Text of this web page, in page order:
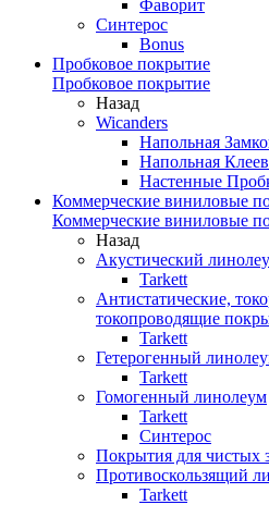
Фаворит
Синтерос
Bonus
Пробковое покрытие
Пробковое покрытие
Назад
Wicanders
Напольная
Напольная
Настенные
Коммерческие виниловые
Коммерческие виниловые
Назад
Акустический
Tarkett
Антистатические,
токопроводящие
Tarkett
Гетерогенный
Tarkett
Гомогенный линолеум
Tarkett
Синтерос
Покрытия для чистых
Противоскользящий
Tarkett